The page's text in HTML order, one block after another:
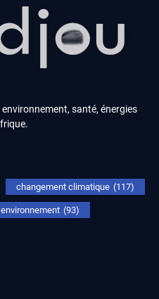
santé, énergies
changement climatique (117)
environnement (93)